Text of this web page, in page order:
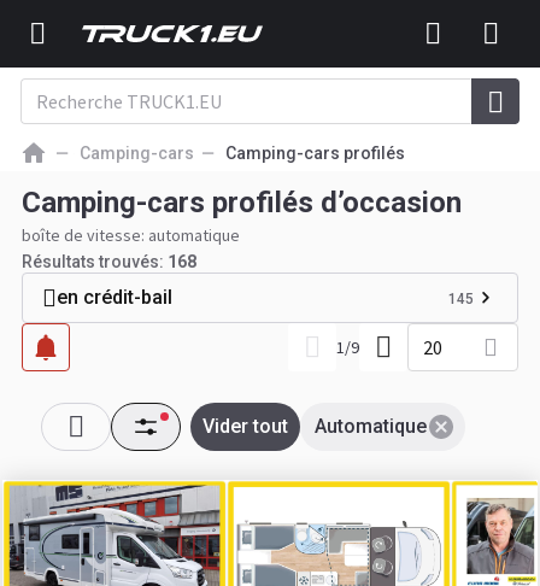
Camping-cars Camping-cars profilés
Camping-cars profilés d’occasion
boîte de vitesse: automatique
Résultats trouvés: 168
en crédit-bail 145
1/9 20
Automatique
Vider tout